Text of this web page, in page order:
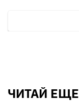
ЧИТАЙ ЕЩЕ